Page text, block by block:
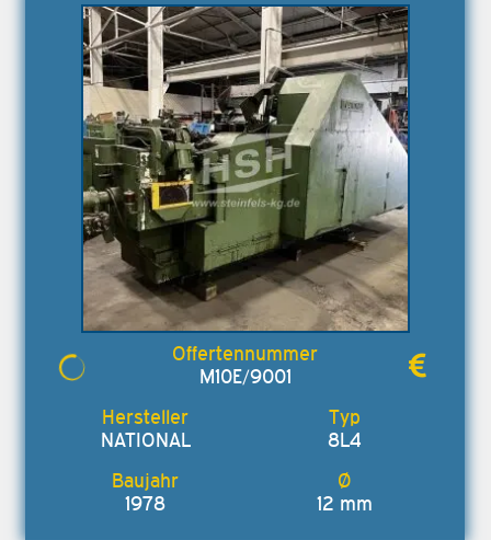
M10E/9001
NATIONAL 8L4
1978 12 mm